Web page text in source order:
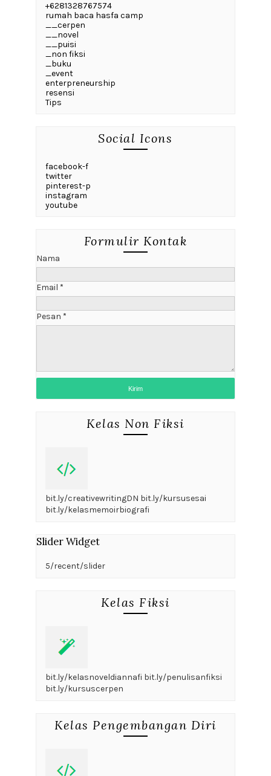
+6281328767574
rumah baca hasfa camp
__cerpen
__novel
__puisi
_non fiksi
_buku
_event
enterpreneurship
resensi
Tips
Social Icons
facebook-f
twitter
pinterest-p
instagram
youtube
Formulir Kontak
Nama
Email *
Pesan *
Kelas Non Fiksi
bit.ly/creativewritingDN bit.ly/kursusesai
bit.ly/kelasmemoirbiografi
Slider Widget
5/recent/slider
Kelas Fiksi
bit.ly/kelasnoveldiannafi bit.ly/penulisanfiksi
bit.ly/kursuscerpen
Kelas Pengembangan Diri